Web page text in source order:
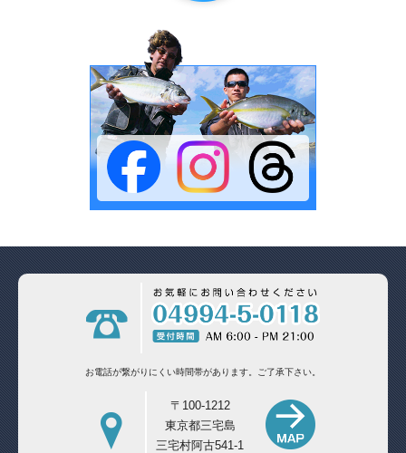
お電話が繋がりにくい時間帯があります。 ご了承下さい。
〒100-1212
東京都三宅島
三宅村阿古541-1